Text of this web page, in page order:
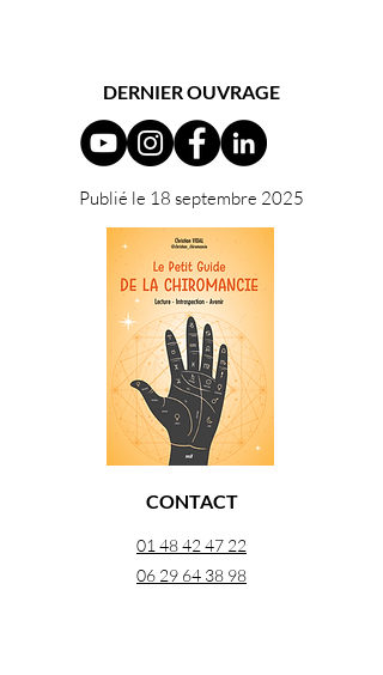
DERNIER OUVRAGE
Publié le 18 septembre 2025
CONTACT
01 48 42 47 22
06 29 64 38 98